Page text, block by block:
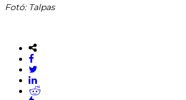
Fotó: Talpas